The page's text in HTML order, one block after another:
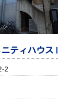
ティハウスⅡ
2